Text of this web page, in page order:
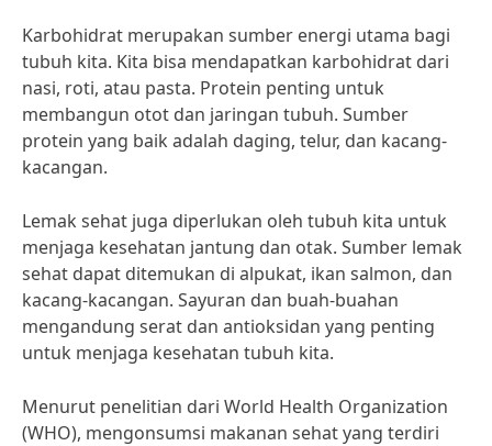
Karbohidrat merupakan sumber energi utama bagi
tubuh kita. Kita bisa mendapatkan karbohidrat dari
nasi, roti, atau pasta. Protein penting untuk
membangun otot dan jaringan tubuh. Sumber
protein yang baik adalah daging, telur, dan kacang-
kacangan.
Lemak sehat juga diperlukan oleh tubuh kita untuk
menjaga kesehatan jantung dan otak. Sumber lemak
sehat dapat ditemukan di alpukat, ikan salmon, dan
kacang-kacangan. Sayuran dan buah-buahan
mengandung serat dan antioksidan yang penting
untuk menjaga kesehatan tubuh kita.
Menurut penelitian dari World Health Organization
(WHO), mengonsumsi makanan sehat yang terdiri